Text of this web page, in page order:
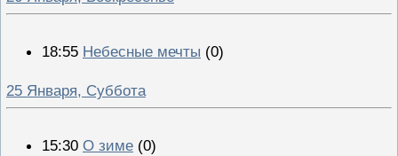
18:55 Небесные мечты (0)
25 Января, Суббота
15:30 О зиме (0)